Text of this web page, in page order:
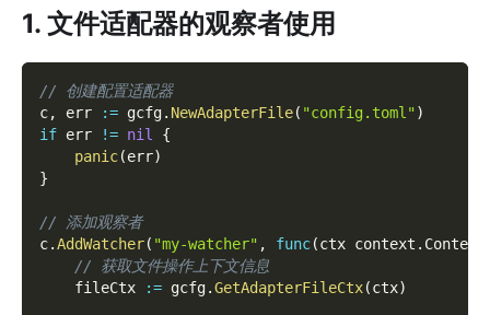
1. 文件适配器的观察者使用
// 创建配置适配器
c, err := gcfg. NewAdapterFile( "config.toml")
if err != nil
{
panic(err)
}
// 添加观察者
c.AddWatcher( "my-watcher" , func(ctx context . Context
// 获取文件操作上下文信息
    fileCtx
:= gcfg.GetAdapterFileCtx(ctx)